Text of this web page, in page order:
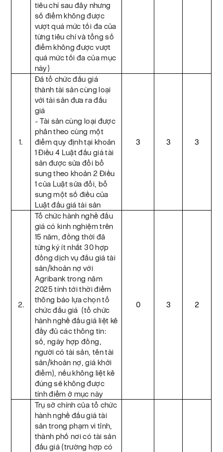
tiêu chí sau đây nhưng
số điểm không được
vượt quá mức tối đa của
từng tiêu chí và tổng số
điểm không được vượt
quá mức tối đa của mục
này)
1.
Đã tổ chức đấu giá
thành tài sản cùng loại
với tài sản đưa ra đấu
giá
- Tài sản cùng loại được
phân theo cùng một
điểm quy định tại khoản
1 Điều 4 Luật đấu giá tài
sản được sửa đổi bổ
sung theo khoản 2 Điều
1 của Luật sửa đổi, bổ
sung một số điều của
Luật đấu giá tài sản
3 3 3
2.
Tổ chức hành nghề đấu
giá có kinh nghiệm trên
15 năm, đồng thời đã
từng ký ít nhất 30 hợp
đồng dịch vụ đấu giá tài
sản/khoản nợ với
Agribank trong năm
2025 tính tới thời điểm
thông báo lựa chọn tổ
chức đấu giá (tổ chức
hành nghề đấu giá liệt kê
đầy đủ các thông tin:
số, ngày hợp đồng,
người có tài sản, tên tài
sản/khoản nợ, giá khởi
điểm), nếu không liệt kê
đúng sẽ không được
tính điểm ở mục này
0 3 2
Trụ sở chính của tổ chức
hành nghề đấu giá tài
sản trong phạm vi tỉnh,
thành phố nơi có tài sản
đấu giá (trường hợp có